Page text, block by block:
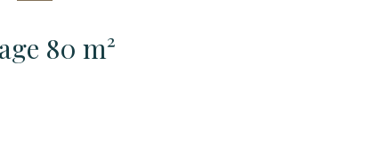
Garage 80 m²